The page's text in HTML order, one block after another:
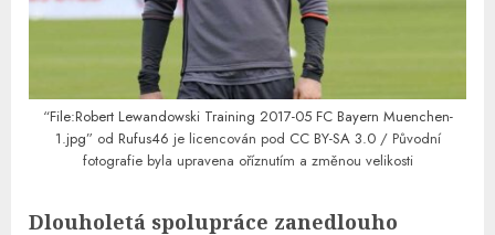
“File:Robert Lewandowski Training 2017-05 FC Bayern Muenchen-
1.jpg” od Rufus46 je licencován pod CC BY-SA 3.0/ Původní
fotografie byla upravena oříznutím a změnou velikosti
Dlouholetá spolupráce zanedlouho